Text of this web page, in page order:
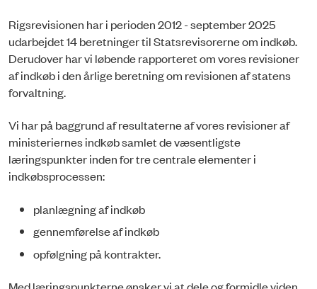
Rigsrevisionen har i perioden 2012 - september 2025
udarbejdet 14 beretninger til Statsrevisorerne om indkøb.
Derudover har vi løbende rapporteret om vores revisioner
af indkøb i den årlige beretning om revisionen af statens
forvaltning.
Vi har på baggrund af resultaterne af vores revisioner af
ministeriernes indkøb samlet de væsentligste
læringspunkter inden for tre centrale elementer i
indkøbsprocessen:
planlægning af indkøb
gennemførelse af indkøb
opfølgning på kontrakter.